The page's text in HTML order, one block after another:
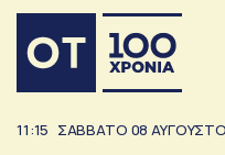
11:15 ΣΑΒΒΑΤΟ 08